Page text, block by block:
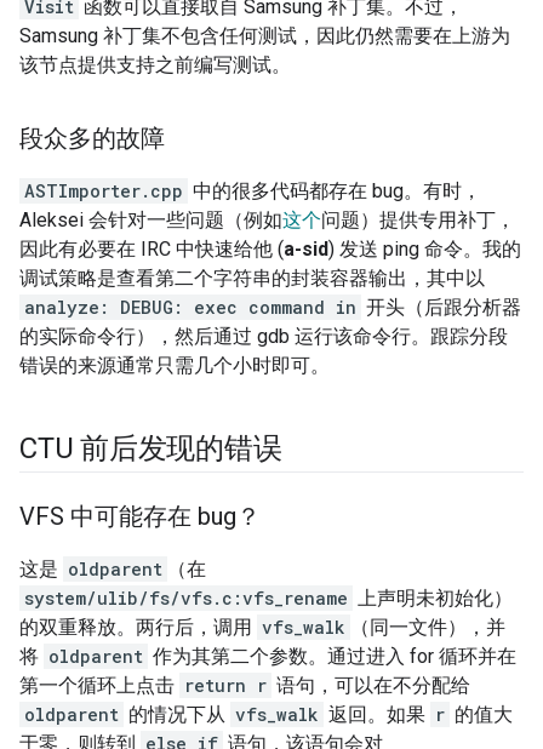
Visit 函数可以直接取自 Samsung 补丁集。不过，
Samsung 补丁集不包含任何测试，因此仍然需要在上游为
该节点提供支持之前编写测试。
段众多的故障
ASTImporter.cpp 中的很多代码都存在 bug。有时，
Aleksei 会针对一些问题（例如这个问题）提供专用补丁，
因此有必要在 IRC 中快速给他 (a-sid) 发送 ping 命令。我的
调试策略是查看第二个字符串的封装容器输出，其中以
analyze: DEBUG: exec command in 开头（后跟分析器
的实际命令行），然后通过 gdb 运行该命令行。 跟踪分段
错误的来源通常只需几个小时即可。
CTU 前后发现的错误
VFS 中可能存在 bug？
这是 oldparent
（在
system/ulib/fs/vfs.c:vfs_rename 上声明未初始化）
的双重释放。两行后，调用 vfs_walk
（同一文件），并
将 oldparent 作为其第二个参数。通过进入 for 循环并在
第一个循环上点击 return r 语句，可以在不分配给
oldparent 的情况下从 vfs_walk 返回。如果 r 的值大
于零，则转到 else if 语句，该语句会对